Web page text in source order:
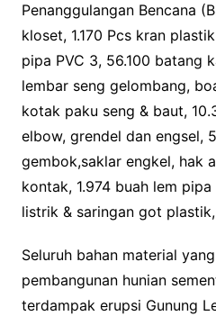
Penanggulangan Bencana
kloset, 1.170 Pcs kran
pipa PVC 3, 56.100 batang
lembar seng gelombang,
kotak paku seng & baut,
elbow, grendel dan engsel,
gembok,saklar engkel, hak
kontak, 1.974 buah lem
listrik & saringan got
Seluruh bahan material
pembangunan hunian
terdampak erupsi Gunung